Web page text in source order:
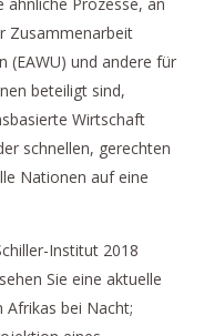
Zusammenarbeit
(EAWU) und andere für
beteiligt sind,
Wirtschaft
schnellen, gerechten
Nationen auf eine
Institut 2018
Sie eine aktuelle
bei Nacht;